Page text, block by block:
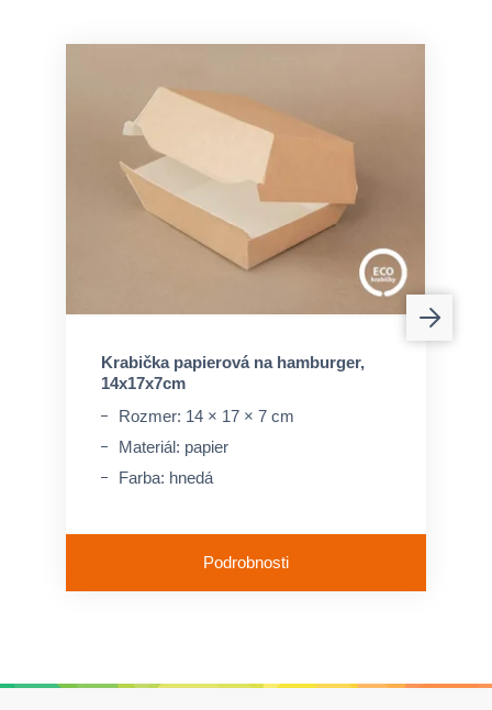
Krabička papierová na hamburger,
14x17x7cm
Rozmer: 14 × 17 × 7 cm
Materiál: papier
Farba: hnedá
Podrobnosti